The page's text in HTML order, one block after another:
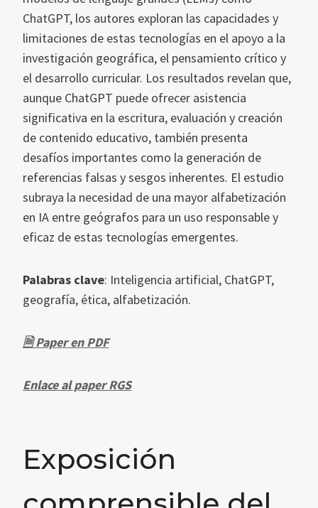
ChatGPT, los autores exploran las capacidades y
limitaciones de estas tecnologías en el apoyo a la
investigación geográfica, el pensamiento crítico y
el desarrollo curricular. Los resultados revelan que,
aunque ChatGPT puede ofrecer asistencia
significativa en la escritura, evaluación y creación
de contenido educativo, también presenta
desafíos importantes como la generación de
referencias falsas y sesgos inherentes. El estudio
subraya la necesidad de una mayor alfabetización
en IA entre geógrafos para un uso responsable y
eficaz de estas tecnologías emergentes.
Palabras clave: Inteligencia artificial, ChatGPT,
geografía, ética, alfabetización.
🗎 Paper en PDF
Enlace al paper RGS
Exposición